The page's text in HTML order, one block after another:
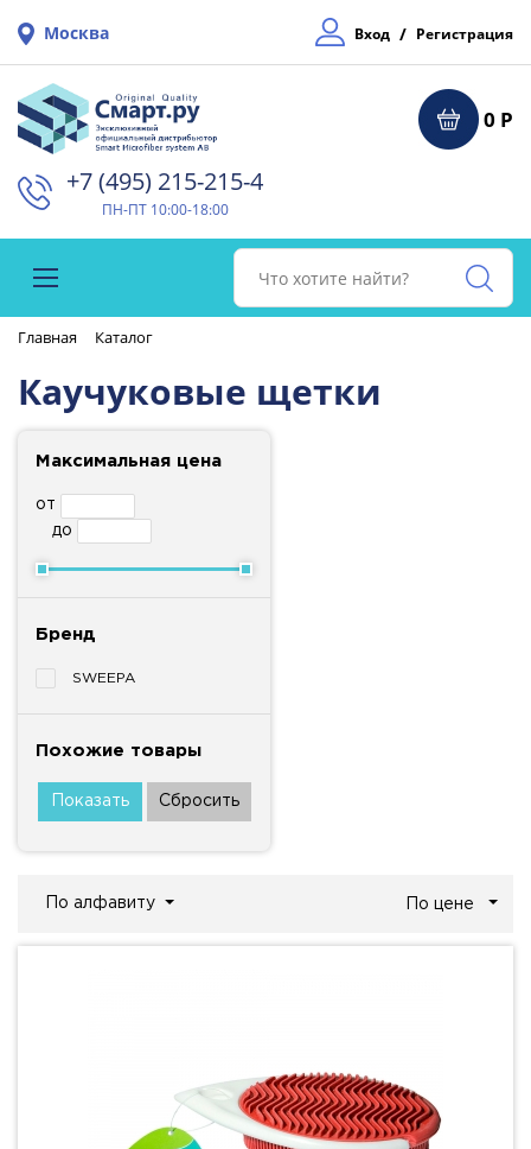
Москва Вход / Регистрация
0 Р
+7 (495) 215-215-4⁠
ПН-ПТ 10:00-18:00
Главная Каталог
Каучуковые щетки
Максимальная цена
от
до
Бренд
SWEEPA
Похожие товары
По алфавиту По цене